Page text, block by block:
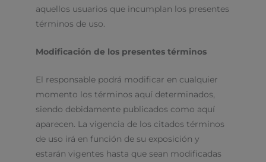
aquellos usuarios que incumplan los presentes
términos de uso.
Modificación de los presentes términos
El responsable podrá modificar en cualquier
momento los términos aquí determinados,
siendo debidamente publicados como aquí
aparecen. La vigencia de los citados términos
de uso irá en función de su exposición y
estarán vigentes hasta que sean modificadas